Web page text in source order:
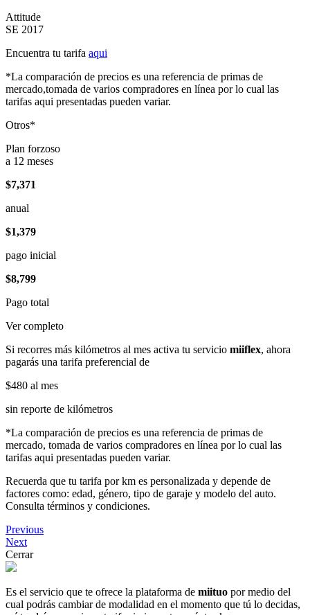
Attitude
SE 2017
Encuentra tu tarifa aqui
*La comparación de precios es una referencia de primas de
mercado,tomada de varios compradores en línea por lo cual las
tarifas aqui presentadas pueden variar.
Otros*
Plan forzoso
a 12 meses
$7,371
anual
$1,379
pago inicial
$8,799
Pago total
Ver completo
Si recorres más kilómetros al mes activa tu servicio miiflex, ahora
pagarás una tarifa preferencial de
$480 al mes
sin reporte de kilómetros
*La comparación de precios es una referencia de primas de
mercado, tomada de varios compradores en línea por lo cual las
tarifas aqui presentadas pueden variar.
Recuerda que tu tarifa por km es personalizada y depende de
factores como: edad, género, tipo de garaje y modelo del auto.
Consulta términos y condiciones.
Previous
Next
Cerrar
Es el servicio que te ofrece la plataforma de miituo por medio del
cual podrás cambiar de modalidad en el momento que tú lo decidas,